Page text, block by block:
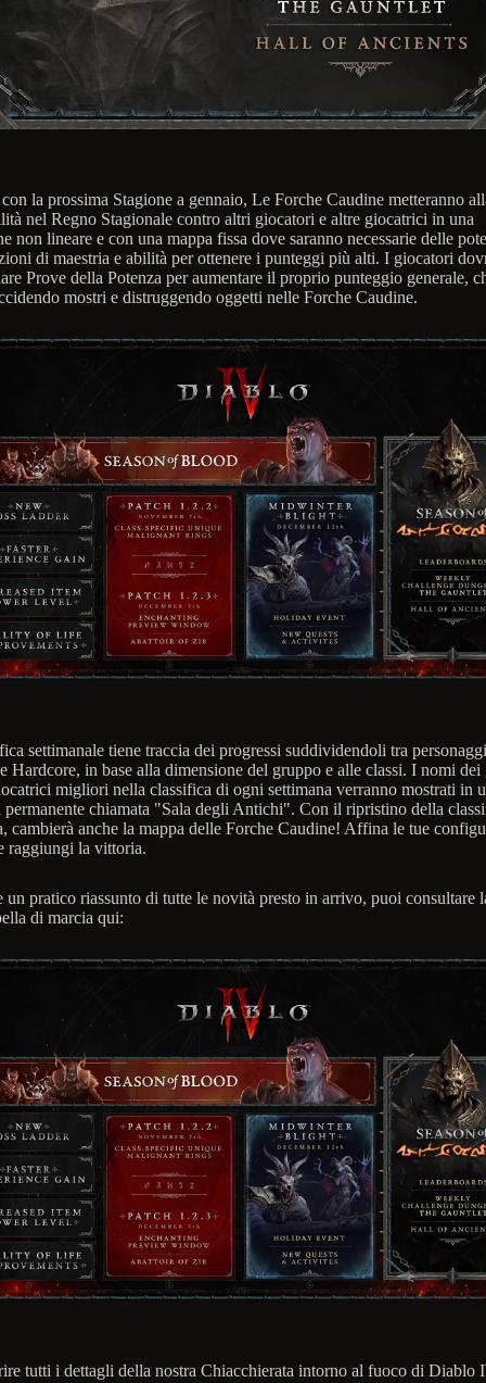
la prossima Stagione a gennaio, Le Forche Caudine metteranno
nel Regno Stagionale contro altri giocatori e altre giocatrici in una
non lineare e con una mappa fissa dove saranno necessarie delle
di maestria e abilità per ottenere i punteggi più alti. I giocatori
Prove della Potenza per aumentare il proprio punteggio generale,
mostri e distruggendo oggetti nelle Forche Caudine.
settimanale tiene traccia dei progressi suddividendoli tra personaggi
Hardcore, in base alla dimensione del gruppo e alle classi. I nomi dei
migliori nella classifica di ogni settimana verranno mostrati in
permanente chiamata "Sala degli Antichi". Con il ripristino della
cambierà anche la mappa delle Forche Caudine! Affina le tue
raggiungi la vittoria.
un pratico riassunto di tutte le novità presto in arrivo, puoi consultare
di marcia qui:
tutti i dettagli della nostra Chiacchierata intorno al fuoco di Diablo